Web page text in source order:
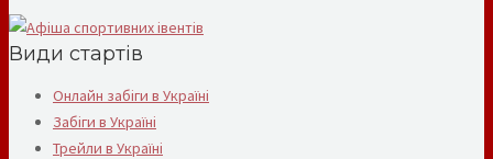
Види стартів
Онлайн забіги в Україні
Забіги в Україні
Трейли в Україні